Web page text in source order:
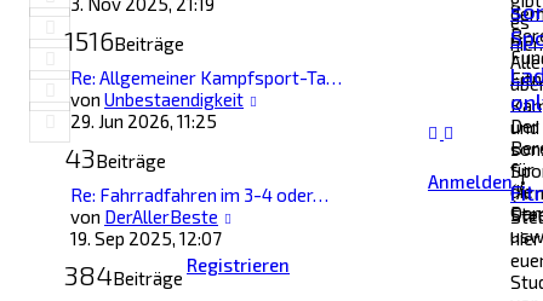
es
hier.
und
1516Beiträge
Re: Allgemeiner Kampfsport-Ta…
von Unbestaendigkeit
29. Jun 2026, 11:25
Der
für
die
43Beiträge
Re: Fahrradfahren im 3-4 oder…
von DerAllerBeste
19. Sep 2025, 12:07
hier
384Beiträge
Anmelden•
Registrieren